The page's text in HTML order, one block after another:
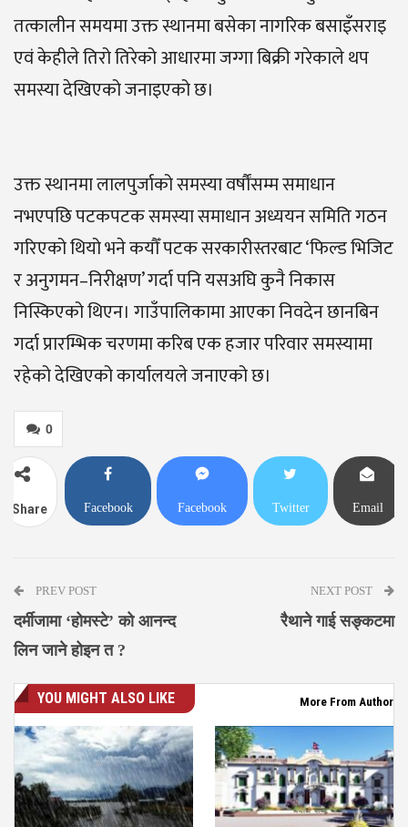
तत्कालीन समयमा उक्त स्थानमा बसेका नागरिक बसाइँसराइ
एवं केहीले तिरो तिरेको आधारमा जग्गा बिक्री गरेकाले थप
समस्या देखिएको जनाइएको छ।
उक्त स्थानमा लालपुर्जाको समस्या वर्षौंसम्म समाधान
नभएपछि पटकपटक समस्या समाधान अध्ययन समिति गठन
गरिएको थियो भने कयौँ पटक सरकारीस्तरबाट ‘फिल्ड भिजिट
र अनुगमन–निरीक्षण’ गर्दा पनि यसअघि कुनै निकास
निस्किएको थिएन। गाउँपालिकामा आएका निवदेन छानबिन
गर्दा प्रारम्भिक चरणमा करिब एक हजार परिवार समस्यामा
रहेको देखिएको कार्यालयले जनाएको छ।
0
Share Facebook Facebook Twitter Email
PREV POST
दर्मीजामा ‘होमस्टे’ को आनन्द
लिन जाने होइन त ?
NEXT POST
रैथाने गाई सङ्कटमा
YOU MIGHT ALSO LIKE More From Author